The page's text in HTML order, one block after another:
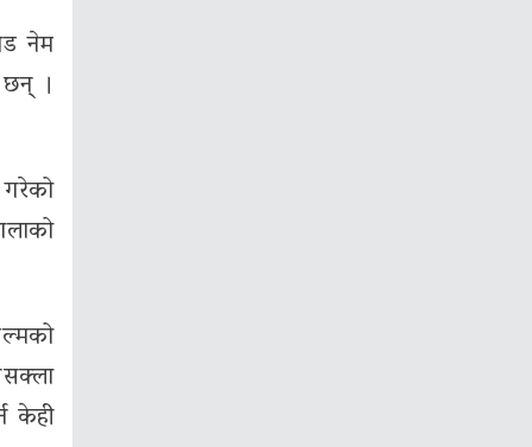
नेम
।
केही